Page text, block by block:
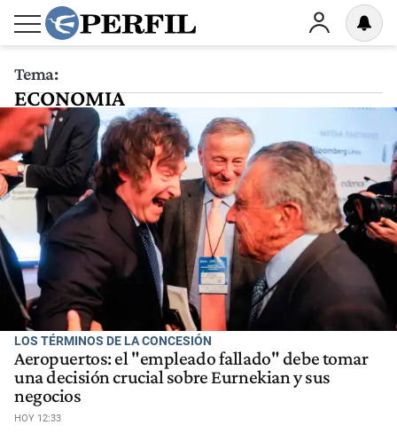
Tema:
ECONOMIA
LOS TÉRMINOS DE LA CONCESIÓN
Aeropuertos: el "empleado fallado" debe tomar
una decisión crucial sobre Eurnekian y sus
negocios
HOY 12:33